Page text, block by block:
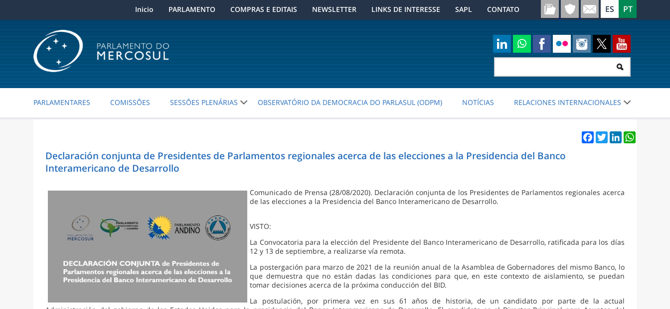
Inicio PARLAMENTO COMPRAS E EDITAIS NEWSLETTER LINKS DE INTERESSE SAPL CONTATO
PARLAMENTARES COMISSÕES SESSÕES PLENÁRIAS OBSERVATÓRIO DA DEMOCRACIA DO PARLASUL (ODPM) NOTÍCIAS RELACIONES INTERNACIONALES
Facebook
TwitterLinkedInWhatsApp
Declaración conjunta de Presidentes de Parlamentos regionales acerca de las elecciones a la Presidencia del Banco
Interamericano de Desarrollo
Comunicado de Prensa (28/08/2020). Declaración conjunta de los Presidentes de Parlamentos regionales acerca
de las elecciones a la Presidencia del Banco Interamericano de Desarrollo.
VISTO:
La Convocatoria para la elección del Presidente del Banco Interamericano de Desarrollo, ratificada para los días
12 y 13 de septiembre, a realizarse vía remota.
La postergación para marzo de 2021 de la reunión anual de la Asamblea de Gobernadores del mismo Banco, lo
que demuestra que no están dadas las condiciones para que, en este contexto de aislamiento, se puedan
tomar decisiones acerca de la próxima conducción del BID.
La postulación, por primera vez en sus 61 años de historia, de un candidato por parte de la actual